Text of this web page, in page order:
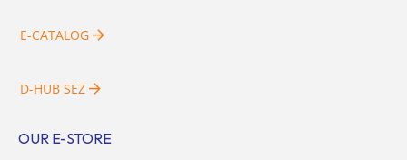
E-CATALOG
D-HUB SEZ
OUR E-STORE